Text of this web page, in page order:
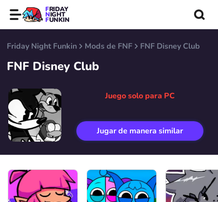
FRIDAY
NIGHT
FUNKIN
Friday Night Funkin Mods de FNF FNF Disney Club
FNF Disney Club
Juego solo para PC
Jugar de manera similar